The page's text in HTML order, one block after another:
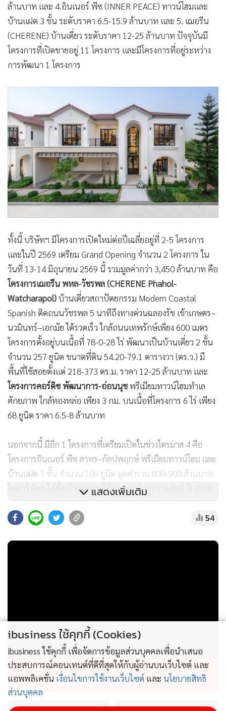
ล้านบาท และ 4.อินเนอร์ พีซ (INNER PEACE) ทาวน์โฮมและ
บ้านแฝด 3 ชั้น ระดับราคา 6.5-15.9 ล้านบาท และ 5. เฌอรีน
(CHERENE) บ้านเดี่ยว ระดับราคา 12-25 ล้านบาท ปัจจุบันมี
โครงการที่เปิดขายอยู่ 11 โครงการ และมีโครงการที่อยู่ระหว่าง
การพัฒนา 1 โครงการ
ทั้งนี้ บริษัทฯ มีโครงการเปิดใหม่ต่อปีเฉลี่ยอยู่ที่ 2-5 โครงการ
และในปี 2569 เตรียม Grand Opening จำนวน 2 โครงการ ใน
วันที่ 13-14 มิถุนายน 2569 นี้ รวมมูลค่ากว่า 3,450 ล้านบาท คือ
โครงการเฌอรีน พหล-วัชรพล (CHERENE Phahol-
Watcharapol)บ้านเดี่ยวสถาปัตยกรรม Modern Coastal
Spanish ติดถนนวัชรพล 5 นาทีถึงทางด่วนฉลองรัช เข้าเกษตร–
นวมินทร์–เอกมัย ได้รวดเร็ว ใกล้ถนนเทพรักษ์เพียง 600 เมตร
โครงการตั้งอยู่บนเนื้อที่ 78-0-28 ไร่ พัฒนาเป็นบ้านเดี่ยว 2 ชั้น
จำนวน 257 ยูนิต ขนาดที่ดิน 54.20-79.1 ตารางวา (ตร.ว.) มี
พื้นที่ใช้สอยตั้งแต่ 218-373 ตร.ม. ราคา 12-25 ล้านบาท และ
โครงการคอร์ดิซ พัฒนาการ-อ่อนนุชพรีเมียมทาวน์โฮมทำเล
ศักยภาพ ใกล้ทองหล่อ เพียง 3 กม. บนเนื้อที่โครงการ 6 ไร่ เพียง
68 ยูนิต ราคา 6.5-8 ล้านบาท
นอกจากนี้ มีอีก 1 โครงการที่เตรียมเปิดในช่วงไตรมาส 4 คือ
โครงการอินเนอร์ พีซ สาทร–กัลปพฤกษ์ พรีเมียมทาวน์โฮม และ
บ้านแฝด 3 ชั้น จำนวน 109 ยูนิต มูลค่ารวม 800-900 ล้านบาท
โดยบริษัทฯ ได้ตั้งเป้ายอดรายได้จากการโอนกรรมสิทธิ์ ปี 2569
อยู่ที่ 1,500 ล้านบาท รวมถึงขยายโอกาสทางธุรกิจในรูปแบบร่วม
ทุนกับเจ้าของที่ดิน (Landlord) ซึ่งแนวคิดนี้บริษัทฯ ได้ศึกษามา
แสดงเพิ่มเติม
54
อย่าคิดหนี ตำรวจจราจร จัดหนัก เสริมทัพรถใหม่
ระดับ Bigbike สายลุย
ibusiness ใช้คุกกี้ (Cookies)
ibusiness ใช้คุกกี้ เพื่อจัดการข้อมูลส่วนบุคคลเพื่อนำเสนอ
ประสบการณ์คอนเทนต์ที่ดีที่สุดให้กับผู้อ่านบนเว็บไซต์ และ
แอพพลิเคชั่น เงื่อนไขการใช้งานเว็บไซต์ และ นโยบายสิทธิ
ส่วนบุคคล